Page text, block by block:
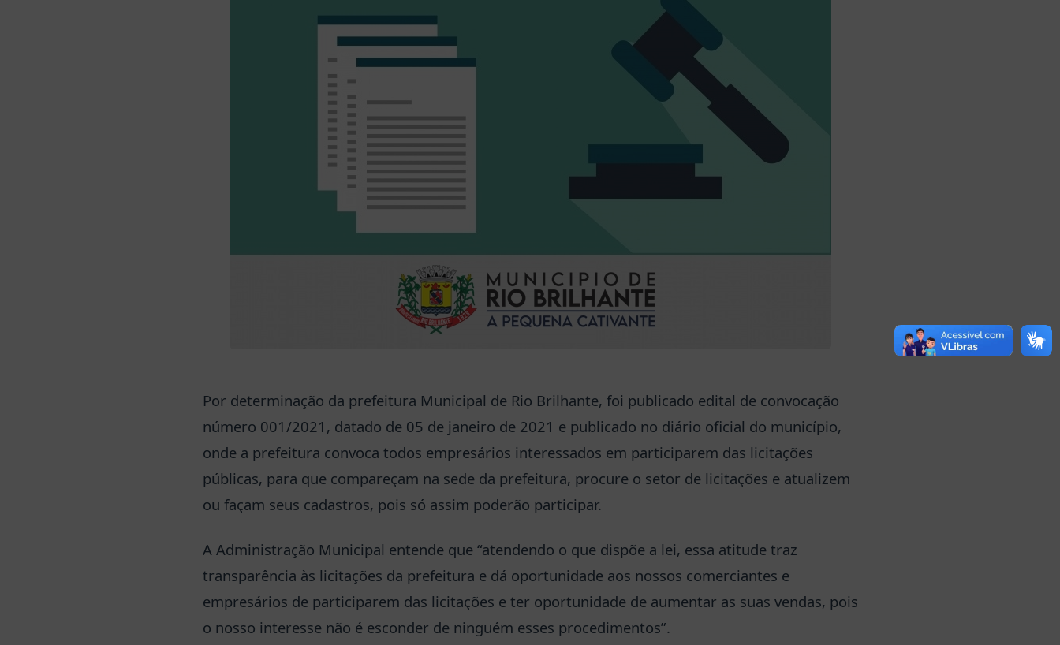
Por determinação da prefeitura Municipal de Rio Brilhante, foi publicado edital de convocação
número 001/2021, datado de 05 de janeiro de 2021 e publicado no diário oficial do município,
onde a prefeitura convoca todos empresários interessados em participarem das licitações
públicas, para que compareçam na sede da prefeitura, procure o setor de licitações e atualizem
ou façam seus cadastros, pois só assim poderão participar.
A Administração Municipal entende que “atendendo o que dispõe a lei, essa atitude traz
transparência às licitações da prefeitura e dá oportunidade aos nossos comerciantes e
empresários de participarem das licitações e ter oportunidade de aumentar as suas vendas, pois
o nosso interesse não é esconder de ninguém esses procedimentos”.